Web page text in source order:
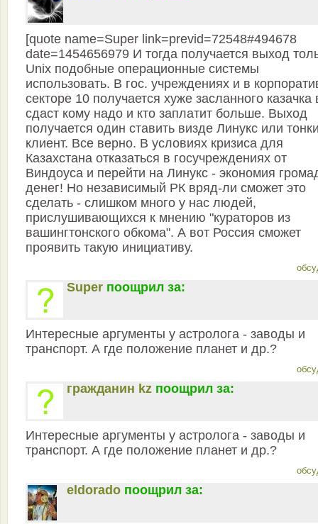
[quote name=Super link=previd=72548#494678
date=1454656979 И тогда получается выход
Unix подобные операционные системы
использовать. В гос. учреждениях и в
секторе 10 получается хуже засланного казачка
сдаст кому надо и кто заплатит больше. Выход
получается один ставить визде Линукс или
клиент. Все верно. В условиях кризиса для
Казахстана отказаться в госучреждениях от
Виндоуса и перейти на Линукс - экономия
денег! Но независимый РК вряд-ли сможет это
сделать - слишком много у нас людей,
прислушивающихся к мнению "кураторов из
вашингтонского обкома". А вот Россия сможет
проявить такую инициативу.
Super поощрил за:
Интересные аргументы у астролога - заводы и
транспорт. А где положение планет и др.?
гражданин kz поощрил за:
Интересные аргументы у астролога - заводы и
транспорт. А где положение планет и др.?
eldorado поощрил за: